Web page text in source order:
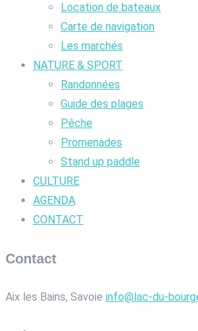
Location de bateaux
Carte de navigation
Les marchés
NATURE & SPORT
Randonnées
Guide des plages
Pêche
Promenades
Stand up paddle
CULTURE
AGENDA
CONTACT
Contact
Aix les Bains, Savoie info@lac-du-